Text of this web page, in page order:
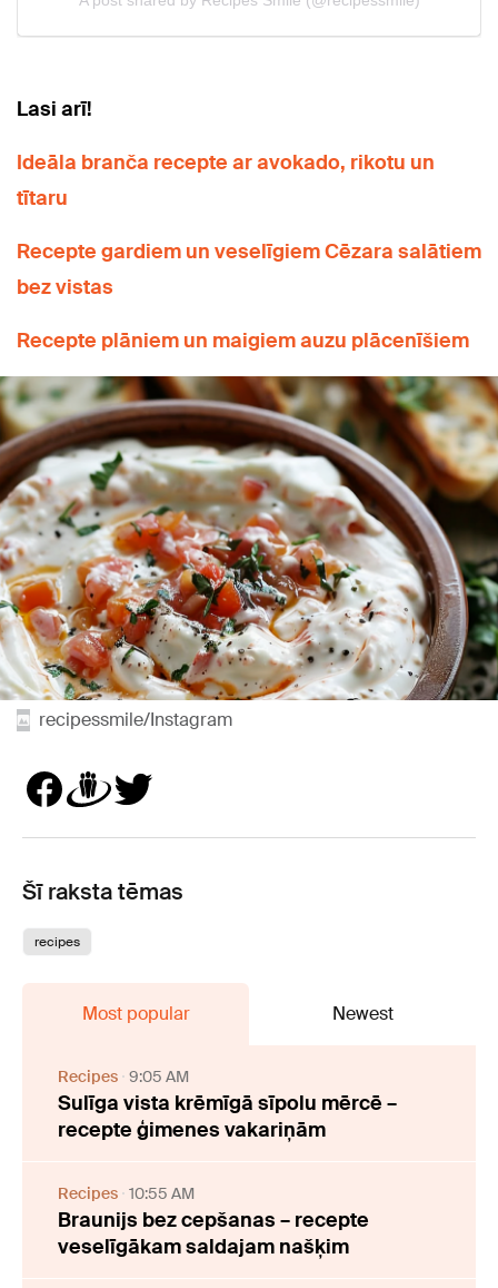
Lasi arī!
Ideāla branča recepte ar avokado, rikotu un
tītaru
Recepte gardiem un veselīgiem Cēzara salātiem
bez vistas
Recepte plāniem un maigiem auzu plācenīšiem
recipessmile/Instagram
Šī raksta tēmas
recipes
Most popular Newest
Recipes 9:05 AM
Sulīga vista krēmīgā sīpolu mērcē –
recepte ģimenes vakariņām
Recipes 10:55 AM
Braunijs bez cepšanas – recepte
veselīgākam saldajam našķim